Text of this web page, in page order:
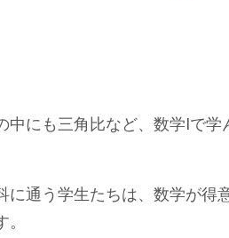
中にも三角比など、数学Ⅰで
に通う学生たちは、数学が得